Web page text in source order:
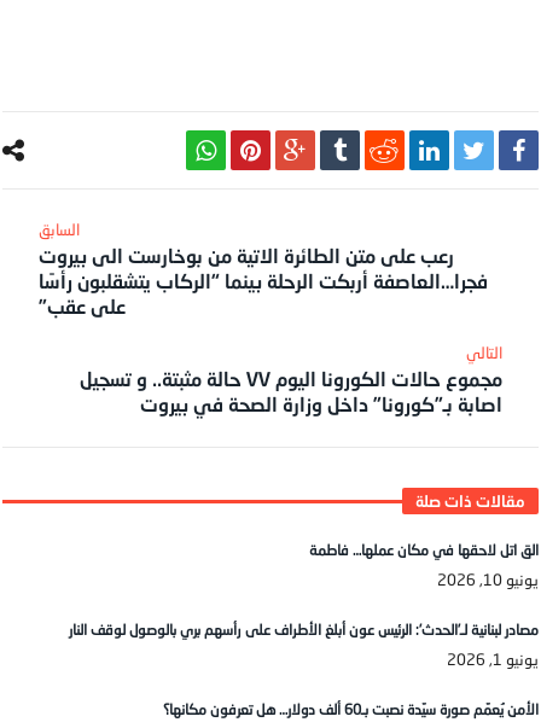
رعب على متن الطائرة الاتية من بوخارست الى بيروت
فجرا…العاصفة أربكت الرحلة بينما “الركاب يتشقلبون رأسًا
على عقب”
‎التالي
مجموع حالات الكورونا اليوم ٧٧ حالة مثبتة.. و تسجيل
اصابة بـ”كورونا” داخل وزارة الصحة في بيروت
الق اتل لاحقها في مكان عملها… فاطمة
يونيو 10, 2026
مصادر لبنانية لـ’الحدث’: الرئيس عون أبلغ الأطراف على رأسهم بري بالوصول لوقف النار
يونيو 1, 2026
الأمن يُعمّم صورة سيّدة نصبت بـ60 ألف دولار… هل تعرفون مكانها؟